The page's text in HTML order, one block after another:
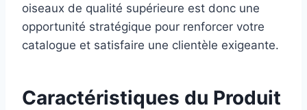
oiseaux de qualité supérieure est donc une
opportunité stratégique pour renforcer votre
catalogue et satisfaire une clientèle exigeante.
Caractéristiques du Produit